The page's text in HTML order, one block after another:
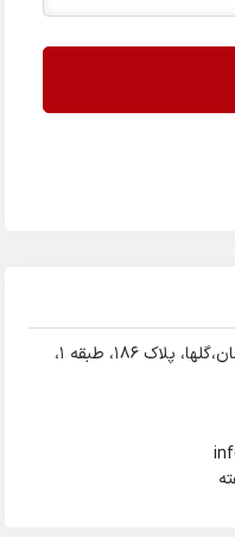
استان البرز کرج گلشهر شهر پردیسان،گلها، پلاک ۱۸۶، طبقه ۱،